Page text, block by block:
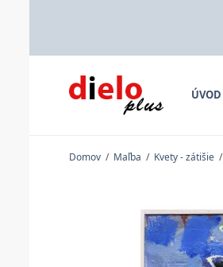
ÚVOD
Domov / Maľba / Kvety - zátišie /